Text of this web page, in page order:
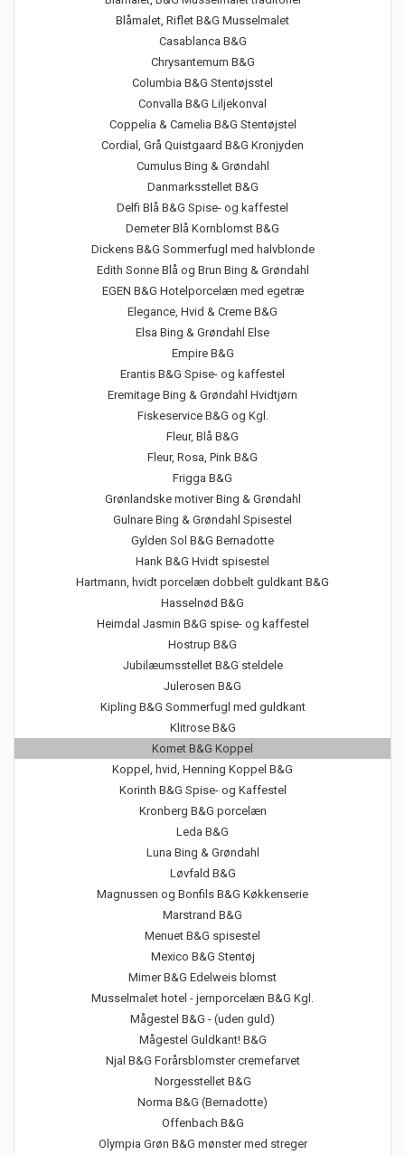
Blåmalet, Riflet B&G Musselmalet
Casablanca B&G
Chrysantemum B&G
Columbia B&G Stentøjsstel
Convalla B&G Liljekonval
Coppelia & Camelia B&G Stentøjstel
Cordial, Grå Quistgaard B&G Kronjyden
Cumulus Bing & Grøndahl
Danmarksstellet B&G
Delfi Blå B&G Spise- og kaffestel
Demeter Blå Kornblomst B&G
Dickens B&G Sommerfugl med halvblonde
Edith Sonne Blå og Brun Bing & Grøndahl
EGEN B&G Hotelporcelæn med egetræ
Elegance, Hvid & Creme B&G
Elsa Bing & Grøndahl Else
Empire B&G
Erantis B&G Spise- og kaffestel
Eremitage Bing & Grøndahl Hvidtjørn
Fiskeservice B&G og Kgl.
Fleur, Blå B&G
Fleur, Rosa, Pink B&G
Frigga B&G
Grønlandske motiver Bing & Grøndahl
Gulnare Bing & Grøndahl Spisestel
Gylden Sol B&G Bernadotte
Hank B&G Hvidt spisestel
Hartmann, hvidt porcelæn dobbelt guldkant B&G
Hasselnød B&G
Heimdal Jasmin B&G spise- og kaffestel
Hostrup B&G
Jubilæumsstellet B&G steldele
Julerosen B&G
Kipling B&G Sommerfugl med guldkant
Klitrose B&G
Komet B&G Koppel
Koppel, hvid, Henning Koppel B&G
Korinth B&G Spise- og Kaffestel
Kronberg B&G porcelæn
Leda B&G
Luna Bing & Grøndahl
Løvfald B&G
Magnussen og Bonfils B&G Køkkenserie
Marstrand B&G
Menuet B&G spisestel
Mexico B&G Stentøj
Mimer B&G Edelweis blomst
Musselmalet hotel - jernporcelæn B&G Kgl.
Mågestel B&G - (uden guld)
Mågestel Guldkant! B&G
Njal B&G Forårsblomster cremefarvet
Norgesstellet B&G
Norma B&G (Bernadotte)
Offenbach B&G
Olympia Grøn B&G mønster med streger